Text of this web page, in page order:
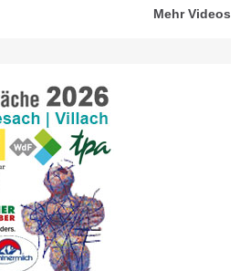
Mehr Videos